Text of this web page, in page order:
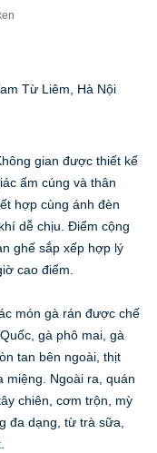
Từ Liêm, Hà Nội
gian được thiết kế
ấm cúng và thân
hợp cùng ánh đèn
dễ chịu. Điểm cộng
ghế sắp xếp hợp lý
cao điểm.
món gà rán được chế
gà phô mai, gà
tan bên ngoài, thịt
Ngoài ra, quán
chiên, cơm trộn, mỳ
đa dạng, từ trà sữa,